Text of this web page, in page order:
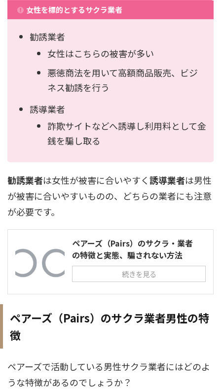
女性を標的とするサクラ業者
勧誘業者
女性はこちらの被害が多い
悪徳商法を用いて高額商品販売、ビジ
ネス勧誘を行う
誘導業者
詐欺サイトなどへ誘導し利用料として金
銭を騙し取る
勧誘業者は女性が被害に合いやすく誘導業者は男性
が被害に合いやすいものの、どちらの業者にも注意
が必要です。
ペアーズ（Pairs）のサクラ・業者
の特徴と実態、騙されない方法
続きを見る
ペアーズ（Pairs）のサクラ業者男性の特
徴
ペアーズで活動している男性サクラ業者にはどのよ
うな特徴があるのでしょうか？